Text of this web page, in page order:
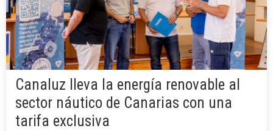
Canaluz lleva la energía renovable al
sector náutico de Canarias con una
tarifa exclusiva